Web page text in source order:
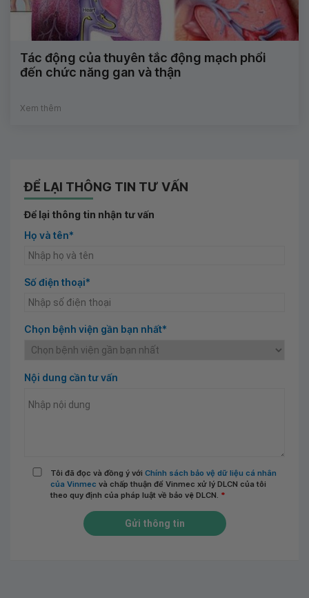
Tác động của thuyên tắc động mạch phổi
đến chức năng gan và thận
Xem thêm
ĐỂ LẠI THÔNG TIN TƯ VẤN
Để lại thông tin nhận tư vấn
Họ và tên*
Số điện thoại*
Chọn bệnh viện gần bạn nhất*
Nội dung cần tư vấn
Tôi đã đọc và đồng ý với Chính sách bảo vệ dữ liệu cá nhân
của Vinmec và chấp thuận để Vinmec xử lý DLCN của tôi
theo quy định của pháp luật về bảo vệ DLCN. *
Gửi thông tin